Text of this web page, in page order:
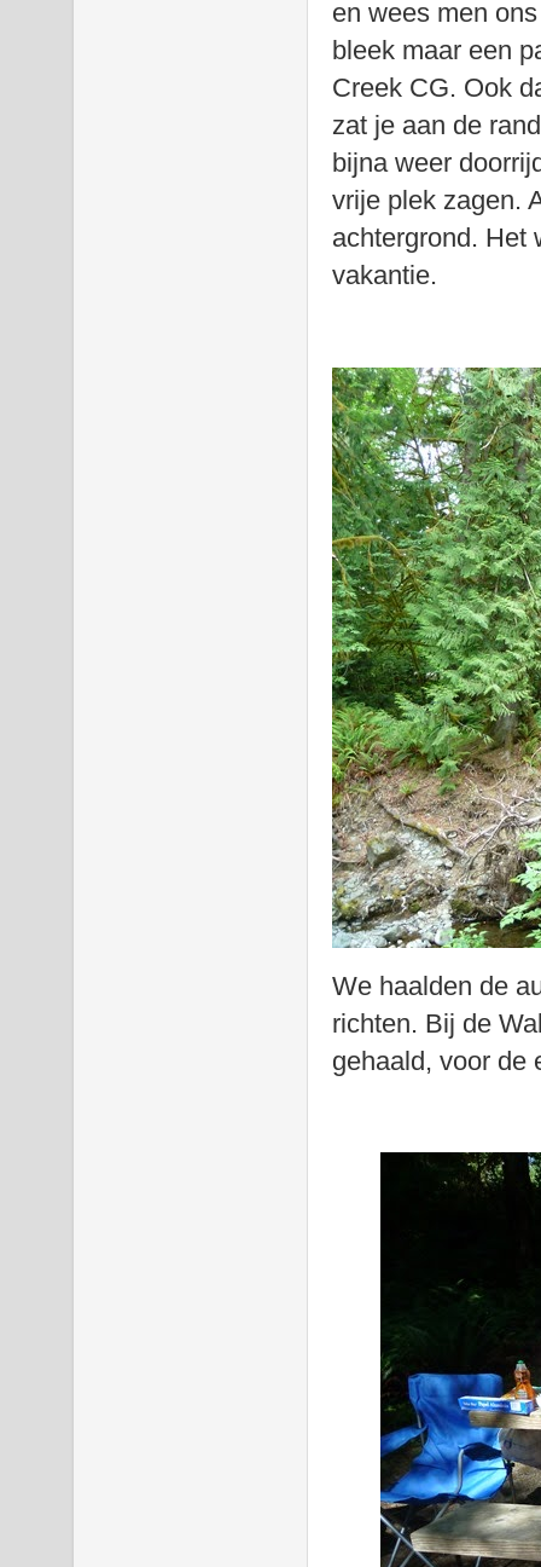
en wees men
bleek maar een
Creek CG. Ook
zat je aan de
bijna weer
vrije plek zagen.
achtergrond. Het
vakantie.
We haalden de
richten. Bij de
gehaald, voor de